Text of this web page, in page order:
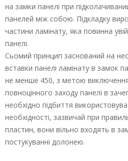
на замки панелі при
панелей між собою. Підкладку
частини ламінату, яка повинна
панелі.
Сьомий принцип заснований на
вставки панелі ламінату в замок
не менше 450, з метою виключення
повноцінного заходу панелі в
необхідно підбиття
необхідності, зазвичай при
пластин, вони вільно входять в
постукуванні долонею.